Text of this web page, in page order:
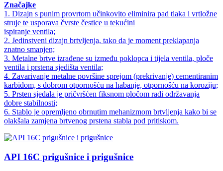
Značajke
1. Dizajn s punim provrtom učinkovito eliminira pad tlaka i vrtložne
struje te usporava čvrste čestice u tekućini
ispiranje ventila;
2. Jedinstveni dizajn brtvljenja, tako da je moment preklapanja
znatno smanjen;
3. Metalne brtve izrađene su između poklopca i tijela ventila, ploče
ventila i prstena sjedišta ventila;
4. Zavarivanje metalne površine sprejom (prekrivanje) cementiranim
karbidom, s dobrom otpornošću na habanje, otpornošću na koroziju;
5. Prsten sjedala je pričvršćen fiksnom pločom radi održavanja
dobre stabilnosti;
6. Stablo je opremljeno obrnutim mehanizmom brtvljenja kako bi se
olakšala zamjena brtvenog prstena stabla pod pritiskom.
API 16C prigušnice i prigušnice